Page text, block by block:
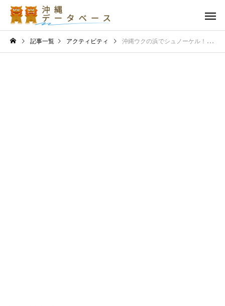
記事一覧 アクティビティ 沖縄ウクの浜でシュノーケル！穴場ビーチの透明度とその魅力を徹底紹介